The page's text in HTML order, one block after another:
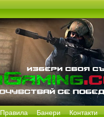
Правила Банери Контакти